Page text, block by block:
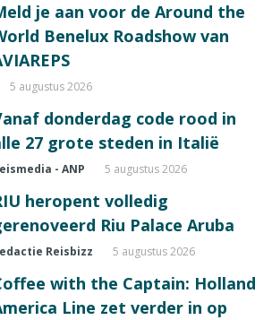
je aan voor de Around the
Benelux Roadshow van
5 augustus 2026
donderdag code rood in
27 grote steden in Italië
- ANP 5 augustus 2026
heropent volledig
Riu Palace Aruba
Reisbizz 5 augustus 2026
with the Captain: Holland
Line zet verder in op